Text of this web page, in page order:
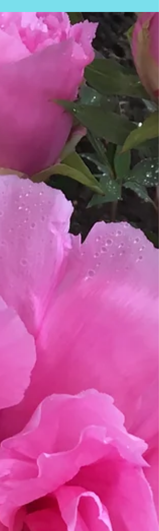
ます。 自家製商品とサービスに関するお知らせです。 突
ですが、私は消費税とインボイス廃止を支持しています
元静岡大学教授・税理士の湖東京至先生は、消費税の本
は「輸出戻し税」で、輸出大企業への還付金として使用
れている...